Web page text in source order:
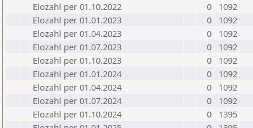
Elozahl per 01.10.2022
0
1092
Elozahl per 01.01.2023
0
1092
Elozahl per 01.04.2023
0
1092
Elozahl per 01.07.2023
0
1092
Elozahl per 01.10.2023
0
1092
Elozahl per 01.01.2024
0
1092
Elozahl per 01.04.2024
0
1092
Elozahl per 01.07.2024
0
1092
Elozahl per 01.10.2024
0
1395